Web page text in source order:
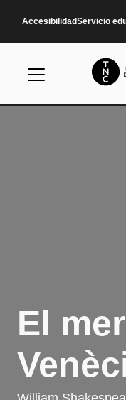
AccesibilidadServicio
El